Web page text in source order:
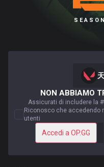
NON ABBIAMO
Assicurati di includere la
Riconosco che accedendo
utenti
Accedi a OP.GG